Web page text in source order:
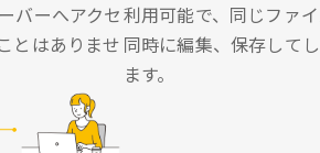
バーへアクセ
とはありませ
利用可能で、同じファ
同時に編集、保存して
ます。